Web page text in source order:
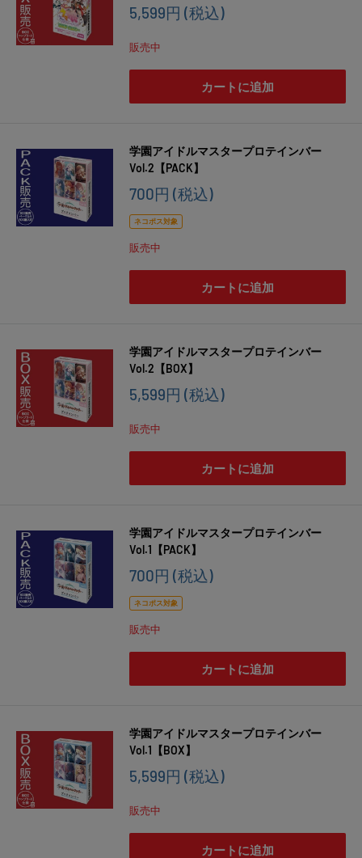
販
価
格
5,599円 (税込)
販売中
カートに追加
学園アイドルマスタープロテインバー
Vol.2【PACK】
販
価
格
700円 (税込)
ネコポス対象
販売中
カートに追加
学園アイドルマスタープロテインバー
Vol.2【BOX】
販
価
格
5,599円 (税込)
販売中
カートに追加
学園アイドルマスタープロテインバー
Vol.1【PACK】
販
価
格
700円 (税込)
ネコポス対象
販売中
カートに追加
学園アイドルマスタープロテインバー
Vol.1【BOX】
販
価
格
5,599円 (税込)
販売中
カートに追加